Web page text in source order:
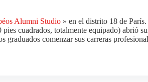
Alumni Studio » en el distrito 18 de
cuadrados, totalmente equipado) abrió
graduados comenzar sus carreras